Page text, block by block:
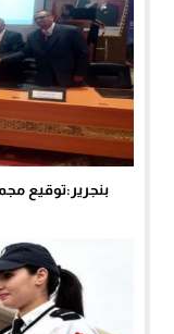
بنجرير:توقيع